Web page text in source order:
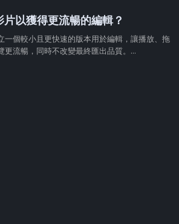
以獲得更流暢的編輯？
一個較小且更快速的版本用於編輯，讓播放、拖
更流暢，同時不改變最終匯出品質。...